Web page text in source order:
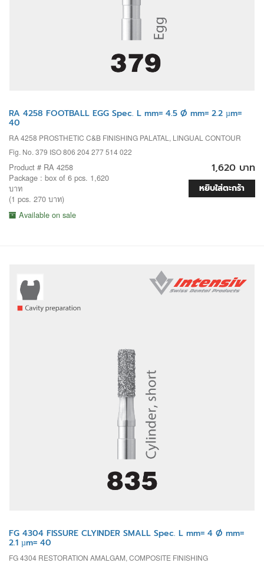
RA 4258 FOOTBALL EGG Spec. L mm= 4.5 Ø mm= 2.2 µm=
40
RA 4258 PROSTHETIC C&B FINISHING PALATAL, LINGUAL CONTOUR
Fig. No. 379 ISO 806 204 277 514 022
Product # RA 4258
Package : box of 6 pcs. 1,620
บาท
(1 pcs. 270 บาท)
Available on sale
1,620 บาท
หยิบใส่ตะกร้า
FG 4304 FISSURE CLYINDER SMALL Spec. L mm= 4 Ø mm=
2.1 µm= 40
FG 4304 RESTORATION AMALGAM, COMPOSITE FINISHING